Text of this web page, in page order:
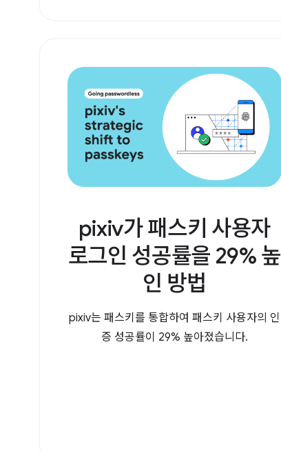
pixiv가 패스키 사용자
로그인 성공률을 29% 높
인 방법
pixiv는 패스키를 통합하여 패스키 사용자의 인
증 성공률이 29% 높아졌습니다.